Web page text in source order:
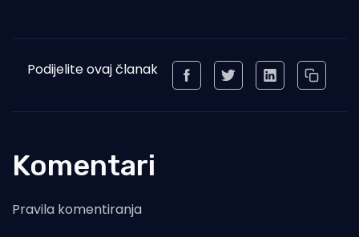
Podijelite ovaj članak
Komentari
Pravila komentiranja